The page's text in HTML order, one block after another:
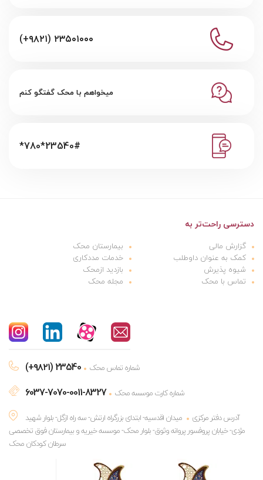
(+۹۸۲۱) ۲۳۵۰۱۰۰۰
میخواهم با محک گفتگو کنم
*780*23540#
دسترسی راحت‌تر به
گزارش مالی
بیمارستان محک
کمک به عنوان داوطلب
خدمات مددکاری
شیوه پذیرش
بازدید ازمحک
تماس با محک
مجله محک
(+۹۸۲۱) 23540 شماره تماس محک
6037-7070-0011-8327
شماره کارت موسسه محک
آدرس دفتر مرکزی
میدان اقدسیه- ابتدای بزرگراه ارتش- سه راه ازگل- بلوار شهید
مژدی- خیابان پروفسور پروانه وثوق- بلوار محک- موسسه خیریه و بیمارستان فوق تخصصی
سرطان کودکان محک